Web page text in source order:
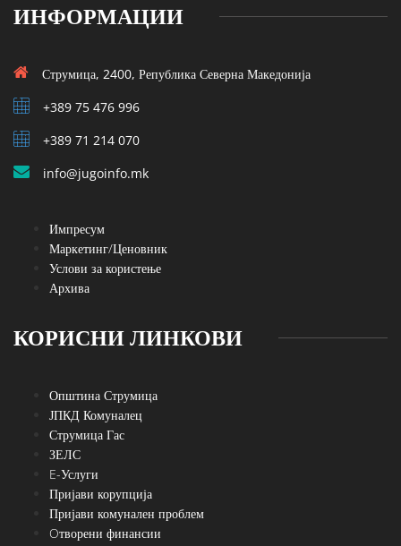
ИНФОРМАЦИИ
Струмица, 2400, Република Северна Македонија
+389 75 476 996
+389 71 214 070
info@jugoinfo.mk
Импресум
Маркетинг/Ценовник
Услови за користење
Архива
КОРИСНИ ЛИНКОВИ
Општина Струмица
ЈПКД Комуналец
Струмица Гас
ЗЕЛС
E-Услуги
Пријави корупција
Пријави комунален проблем
Oтворени финансии